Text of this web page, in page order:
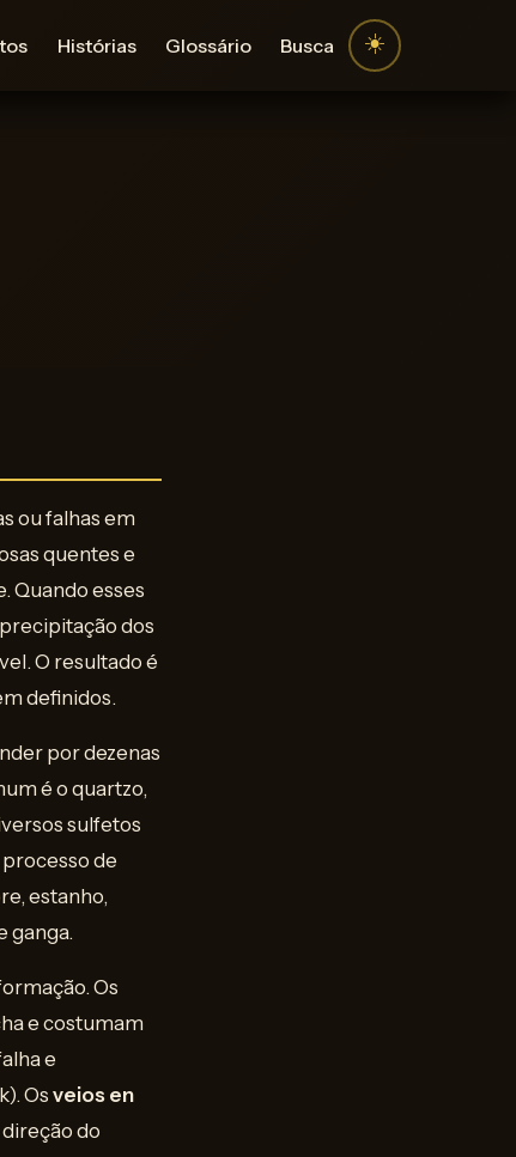
Histórias Glossário Busca ☀️
ou falhas em
quentes e
Quando esses
dos
O resultado é
definidos.
por dezenas
é o quartzo,
sulfetos
de
estanho,
ganga.
Os
e costumam
e
Os veios en
do